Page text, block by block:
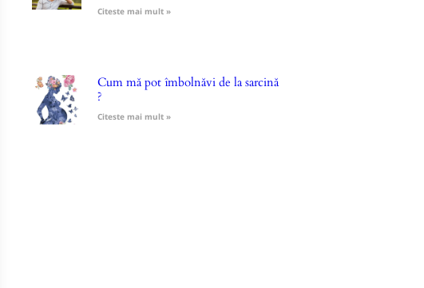
Citeste mai mult »
Cum mă pot îmbolnăvi de la sarcină
?
Citeste mai mult »